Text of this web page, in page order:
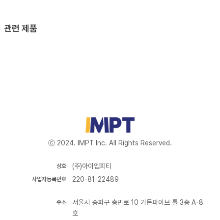
관련 제품
ⓒ 2024. IMPT Inc. All Rights Reserved.
(주)아이엠피티
상호
사업자등록번호
220-81-22489
주소
서울시 송파구 충민로 10 가든파이브 툴 3층 A-8
호